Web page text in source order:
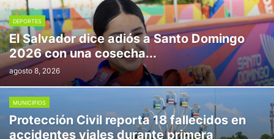
DEPORTES
El Salvador dice adiós a Santo Domingo
2026 con una cosecha...
agosto 8, 2026
MUNICIPIOS
Protección Civil reporta 18 fallecidos en
accidentes viales durante primera